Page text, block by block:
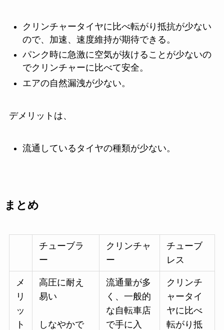
クリンチャータイヤに比べ転がり抵抗が少ない
ので、加速、速度維持が期待できる。
パンク時に急激に空気が抜けることが少ないの
でクリンチャーに比べて安全。
エアの自然漏洩が少ない。
デメリットは、
流通しているタイヤの種類が少ない。
まとめ
チューブラ
ー
クリンチャ
ー
チューブ
レス
メ
リ
ッ
ト
高圧に耐え
易い
しなやかで
流通量が多
く、一般的
な自転車店
で手に入
クリンチ
ャータイ
ヤに比べ
転がり抵